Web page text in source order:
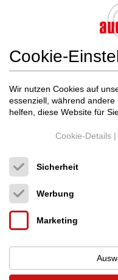
Purist Audio Design PAD
XLR-Kabel (Analog)
Cookie-
Wir nutzen Cookies auf
essenziell, während
helfen, diese Website für
Cookie-Details |
Sicherheit
Werbung
Marketing